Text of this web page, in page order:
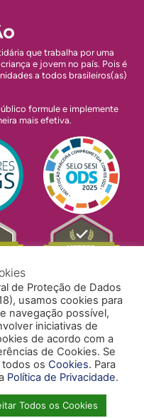
que trabalha por uma
e jovem no país. Pois é
a todos brasileiros(as)
formule e implemente
mais efetiva.
CONOSCO
de Proteção de Dados
usamos cookies para
navegação possível,
iniciativas de
de acordo com a
de Cookies. Se
os Cookies. Para
Política de Privacidade.
Todos os Cookies